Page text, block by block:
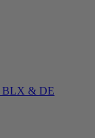
BLX & DE